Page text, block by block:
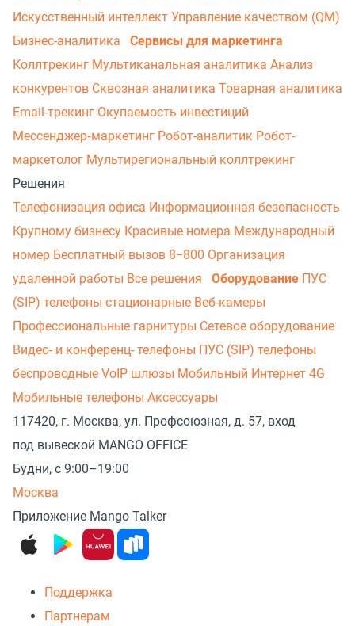
Искусственный интеллект Управление качеством (QM)
Бизнес-аналитика
Сервисы для маркетинга
Коллтрекинг Мультиканальная аналитика Анализ
конкурентов Сквозная аналитика Товарная аналитика
Email-трекинг Окупаемость инвестиций
Мессенджер‑маркетинг Робот-аналитик Робот-
маркетолог Мультирегиональный коллтрекинг
Решения
Телефонизация офиса Информационная безопасность
Крупному бизнесу Красивые номера Международный
номер Бесплатный вызов 8−800 Организация
удаленной работы Все решения Оборудование ПУС
(SIP) телефоны стационарные Веб-камеры
Профессиональные гарнитуры Сетевое оборудование
Видео- и конференц- телефоны ПУС (SIP) телефоны
беспроводные VoIP шлюзы Мобильный Интернет 4G
Мобильные телефоны Аксессуары
117420, г. Москва, ул. Профсоюзная, д. 57, вход
под вывеской MANGO OFFICE
Будни, с 9:00–19:00
Москва
Приложение Mango Talker
Поддержка
Партнерам